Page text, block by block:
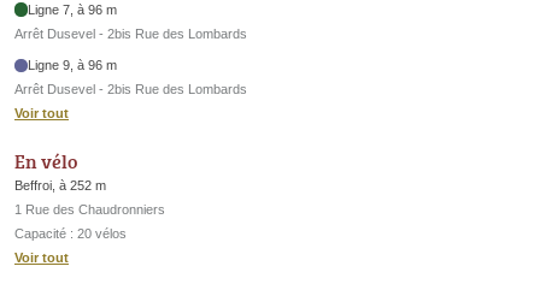
Ligne 7, à 96 m
Arrêt Dusevel - 2bis Rue des Lombards
Ligne 9, à 96 m
Arrêt Dusevel - 2bis Rue des Lombards
Voir tout
En vélo
Beffroi, à 252 m
1 Rue des Chaudronniers
Capacité : 20 vélos
Voir tout